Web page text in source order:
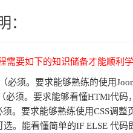
需要如下的知识储备才能顺利学
必须。要求能够熟练的使用
必须。要求能够看懂HTMl代码
须。要求能够熟练使用CSS调
选。能看懂简单的IF ELSE 代码